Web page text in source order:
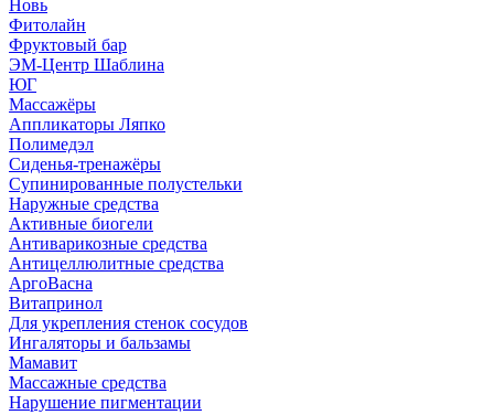
Новь
Фитолайн
Фруктовый бар
ЭМ-Центр Шаблина
ЮГ
Массажёры
Аппликаторы Ляпко
Полимедэл
Сиденья-тренажёры
Супинированные полустельки
Наружные средства
Активные биогели
Антиварикозные средства
Антицеллюлитные средства
АргоВасна
Витапринол
Для укрепления стенок сосудов
Ингаляторы и бальзамы
Мамавит
Массажные средства
Нарушение пигментации